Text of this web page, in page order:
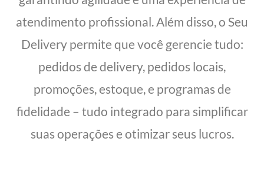
atendimento profissional. Além disso, o Seu
Delivery permite que você gerencie tudo:
pedidos de delivery, pedidos locais,
promoções, estoque, e programas de
fidelidade – tudo integrado para simplificar
suas operações e otimizar seus lucros.